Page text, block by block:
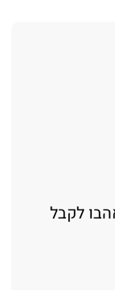
לקבל